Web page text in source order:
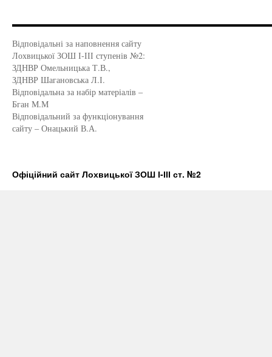
Відповідальні за наповнення сайту
Лохвицької ЗОШ І-ІІІ ступенів №2:
ЗДНВР Омельницька Т.В.,
ЗДНВР Шагановська Л.І.
Відповідальна за набір матеріалів –
Бган М.М
Відповідальний за функціонування
сайту – Онацький В.А.
Офіційний сайт Лохвицької ЗОШ І-ІІІ ст. №2